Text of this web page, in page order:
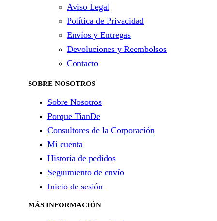
Aviso Legal
Política de Privacidad
Envíos y Entregas
Devoluciones y Reembolsos
Contacto
SOBRE NOSOTROS
Sobre Nosotros
Porque TianDe
Consultores de la Corporación
Mi cuenta
Historia de pedidos
Seguimiento de envío
Inicio de sesión
MÁS INFORMACIÓN